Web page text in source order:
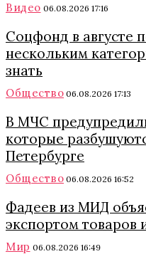
Видео 06.08.2026 17:16
Соцфонд в августе
нескольким
знать
Общество 06.08.2026 17:13
В МЧС
которые
Петербурге
Общество 06.08.2026 16:52
Фадеев из МИД
экспортом товаров
Мир 06.08.2026 16:49